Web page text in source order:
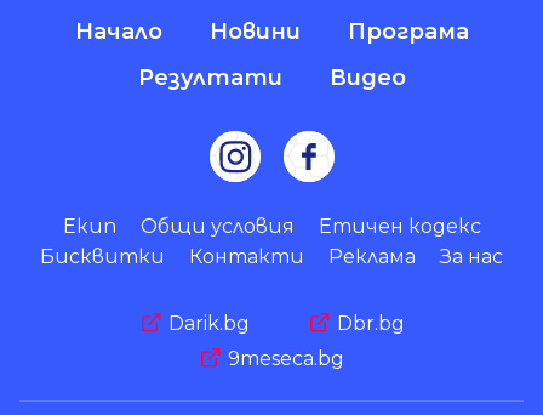
Начало Новини
Програма
Резултати
Видео
Екип Общи условия
Етичен кодекс
Бисквитки
Контакти Реклама За нас
Darik.bg
Dbr.bg
9meseca.bg